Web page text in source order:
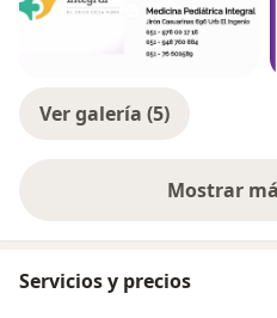
aquejan. Refiero
Subespecialista cuando es
Por otro lado, trabajo en el
Neonatales y
Ver galería (5)
Mostrar
Servicios y precios